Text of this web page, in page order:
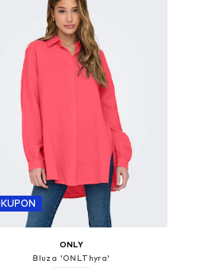
KUPON
ONLY
Bluza 'ONLThyra'